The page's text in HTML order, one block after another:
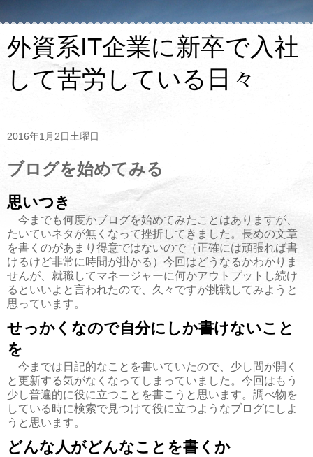
外資系IT企業に新卒で入社
して苦労している日々
2016年1月2日土曜日
ブログを始めてみる
思いつき
今までも何度かブログを始めてみたことはありますが、
たいていネタが無くなって挫折してきました。長めの文章
を書くのがあまり得意ではないので（正確には頑張れば書
けるけど非常に時間が掛かる）今回はどうなるかわかりま
せんが、就職してマネージャーに何かアウトプットし続け
るといいよと言われたので、久々ですが挑戦してみようと
思っています。
せっかくなので自分にしか書けないこと
を
今までは日記的なことを書いていたので、少し間が開く
と更新する気がなくなってしまっていました。今回はもう
少し普遍的に役に立つことを書こうと思います。調べ物を
している時に検索で見つけて役に立つようなブログにしよ
うと思います。
どんな人がどんなことを書くか